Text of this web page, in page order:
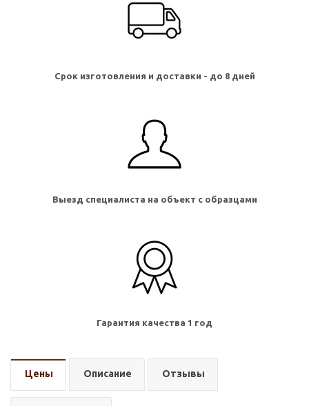
Срок изготовления и доставки - до 8 дней
Выезд специалиста на объект с образцами
Гарантия качества 1 год
Цены Описание Отзывы